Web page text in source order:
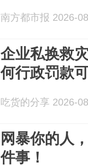
南方都市报 2026-
企业私换救
何行政罚款
吃货的分享 2026-
网暴你的人
件事！